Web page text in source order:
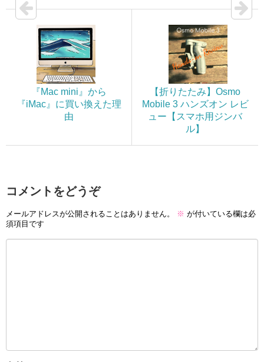
『Mac mini』から
『iMac』に買い換えた理
由
【折りたたみ】Osmo
Mobile 3 ハンズオン レビ
ュー【スマホ用ジンバ
ル】
コメントをどうぞ
メールアドレスが公開されることはありません。 ※ が付いている欄は必
須項目です